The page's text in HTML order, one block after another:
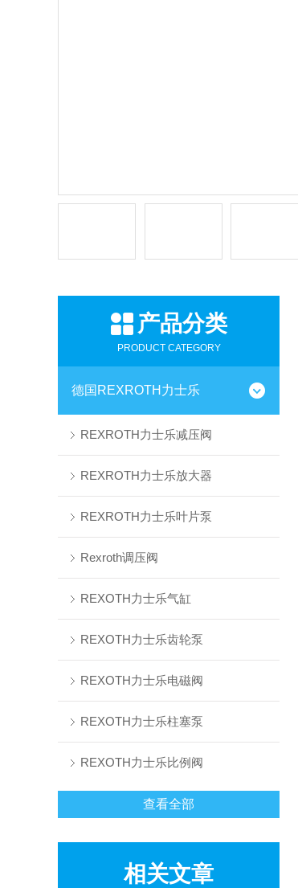
产品分类
PRODUCT CATEGORY
德国REXROTH力士乐
REXROTH力士乐减压阀
REXROTH力士乐放大器
REXROTH力士乐叶片泵
Rexroth调压阀
REXOTH力士乐气缸
REXOTH力士乐齿轮泵
REXOTH力士乐电磁阀
REXOTH力士乐柱塞泵
REXOTH力士乐比例阀
查看全部
相关文章